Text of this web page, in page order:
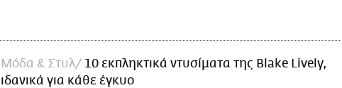
Μόδα & Στυλ
10 εκπληκτικά ντυσίματα της Blake Lively,
ιδανικά για κάθε έγκυο